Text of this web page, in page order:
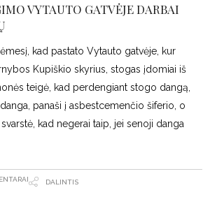
VYTAUTO GATVĖJE DARBAI
kad pastato Vytauto gatvėje, kur
Kupiškio skyrius, stogas įdomiai iš
teigė, kad perdengiant stogo dangą,
panaši į asbestcemenčio šiferio, o
kad negerai taip, jei senoji danga
DALINTIS